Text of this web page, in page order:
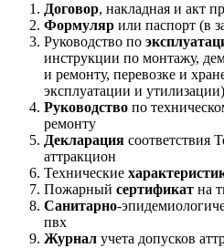
Договор, накладная и акт
Формуляр или паспорт (в
Руководство по
инструкции по монтажу,
и ремонту, перевозке и
эксплуатации и утилизации)
Руководство по
ремонту
Декларация соответствия
аттракцион
Технические
Пожарный сертификат на
Санитарно-
пвх
Журнал учета допусков